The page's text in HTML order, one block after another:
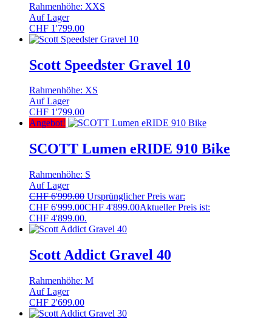
Rahmenhöhe: XXS
Auf Lager
CHF 1'799.00
Scott Speedster Gravel 10
Rahmenhöhe: XS
Auf Lager
CHF 1'799.00
Angebot!
SCOTT Lumen eRIDE 910 Bike
Rahmenhöhe: S
Auf Lager
CHF6'999.00 Ursprünglicher Preis war:
CHF 6'999.00CHF 4'899.00Aktueller Preis ist:
CHF 4'899.00.
Scott Addict Gravel 40
Rahmenhöhe: M
Auf Lager
CHF 2'699.00